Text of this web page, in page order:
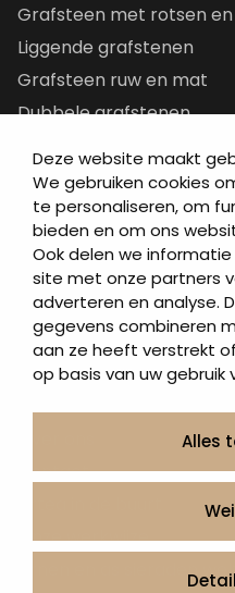
Deze website maakt
We gebruiken cookies
te personaliseren, om
bieden en om ons
Ook delen we
site met onze partners
adverteren en analyse.
gegevens combineren
aan ze heeft verstrekt
op basis van uw gebruik
Alles
Grafsteen met rotsen en
Liggende grafstenen
Grafsteen ruw en mat
Dubbele grafstenen
Letterplaten
Grafzerken kopen
Direct naar
Grafstenen
As artikelen
Urngrafmonumenten
Informatie
Contact
Onze werkwijze
Urnen en as sieraden